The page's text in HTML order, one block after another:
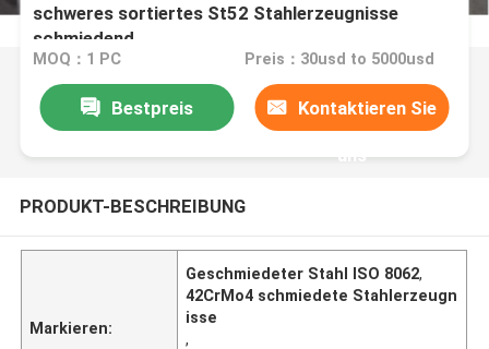
schweres sortiertes St52 Stahlerzeugnisse
schmiedend
MOQ：1 PC Preis：30usd to 5000usd
Bestpreis Kontaktieren Sie
uns
PRODUKT-BESCHREIBUNG
Markieren:
Geschmiedeter Stahl ISO 8062,
42CrMo4 schmiedete Stahlerzeugn
isse
,